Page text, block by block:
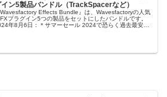
イン5製品バンドル（TrackSpacerなど）
Wavesfactory Effects Bundle』は、Wavesfactoryの人気
プラグイン5つの製品をセットにしたバンドルです。
年8月6日：＊サマーセール 2024で恐らく過去最安値